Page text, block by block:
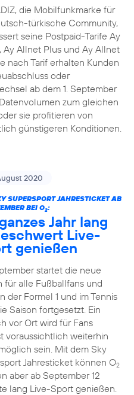
die Mobilfunkmarke für
türkische Community,
seine Postpaid-Tarife Ay
Ay Allnet Plus und Ay Allnet
nach Tarif erhalten Kunden
oder
ab dem 1. September
zum gleichen
sie profitieren von
günstigeren Konditionen.
2020
SUPERSPORT JAHRESTICKET AB
BEI O2:
Jahr lang
Live-
genießen
startet die neue
für alle Fußballfans und
der Formel 1 und im Tennis
Saison fortgesetzt. Ein
vor Ort wird für Fans
voraussichtlich weiterhin
sein. Mit dem Sky
Jahresticket können O2
aber ab September 12
lang Live-Sport genießen.